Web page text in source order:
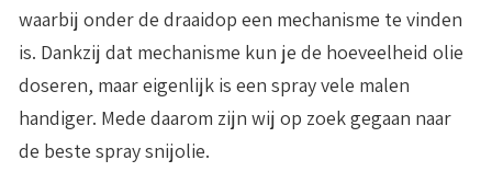
waarbij onder de draaidop een mechanisme te vinden
is. Dankzij dat mechanisme kun je de hoeveelheid olie
doseren, maar eigenlijk is een spray vele malen
handiger. Mede daarom zijn wij op zoek gegaan naar
de beste spray snijolie.